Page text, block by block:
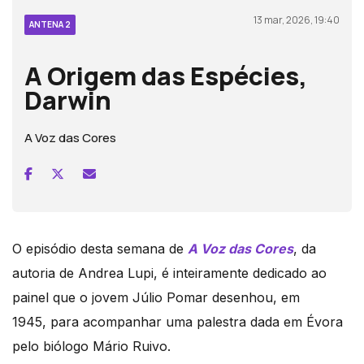
ANTENA 2 13 mar, 2026, 19:40
A Origem das Espécies,
Darwin
A Voz das Cores
O episódio desta semana de A Voz das Cores, da
autoria de Andrea Lupi, é inteiramente dedicado ao
painel que o jovem Júlio Pomar desenhou, em
1945, para acompanhar uma palestra dada em Évora
pelo biólogo Mário Ruivo.